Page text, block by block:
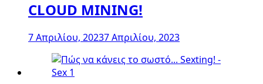
CLOUD MINING!
7 Απριλίου, 20237 Απριλίου, 2023